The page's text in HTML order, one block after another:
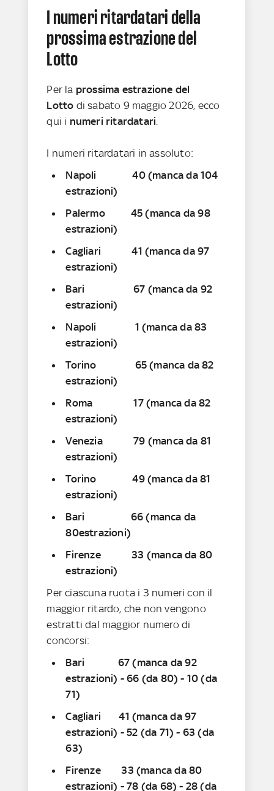
I numeri ritardatari della
prossima estrazione del
Lotto
Per la prossima estrazione del
Lotto di sabato 9 maggio 2026, ecco
qui i numeri ritardatari
I numeri ritardatari in assoluto:
Napoli 40 (manca da 104
estrazioni)
Palermo 45 (manca da 98
estrazioni)
Cagliari 41 (manca da 97
estrazioni)
Bari 67 (manca da 92
estrazioni)
Napoli 1 (manca da 83
estrazioni)
Torino 65 (manca da 82
estrazioni)
Roma 17 (manca da 82
estrazioni)
Venezia 79 (manca da 81
estrazioni)
Torino 49 (manca da 81
estrazioni)
Bari 66 (manca da
80estrazioni)
Firenze 33 (manca da 80
estrazioni)
Per ciascuna ruota i 3 numeri con il
maggior ritardo, che non vengono
estratti dal maggior numero di
concorsi:
Bari 67 (manca da 92
estrazioni) - 66 (da 80) - 10 (da
71)
Cagliari 41 (manca da 97
estrazioni) - 52 (da 71) - 63 (da
63)
Firenze 33 (manca da 80
estrazioni) - 78 (da 68) - 28 (da